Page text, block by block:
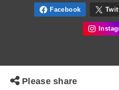
Please share